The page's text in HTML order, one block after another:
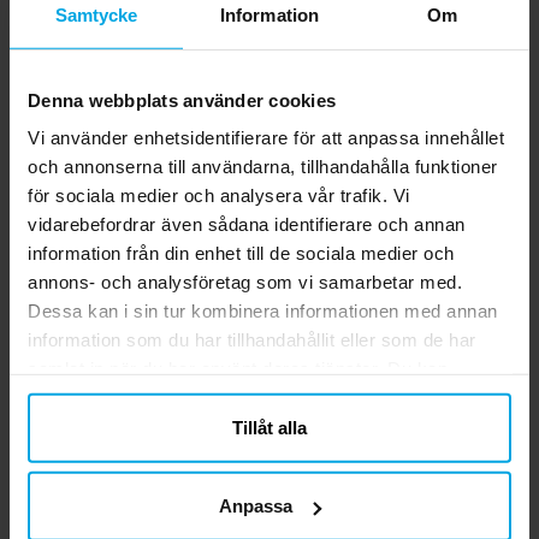
Samtycke Information Om
Denna webbplats använder cookies
Vi använder enhetsidentifierare för att anpassa innehållet
och annonserna till användarna, tillhandahålla funktioner
för sociala medier och analysera vår trafik. Vi
vidarebefordrar även sådana identifierare och annan
information från din enhet till de sociala medier och
annons- och analysföretag som vi samarbetar med.
Dessa kan i sin tur kombinera informationen med annan
information som du har tillhandahållit eller som de har
närsomhelst ändra ditt samtycke.
Tillåt alla
Anpassa
från Bluey. Påsarna är 23 x 16 cm stora.
Bluey - Ballonger 6-pack
6 st. latexballonger med motiv från Bluey.
Dessa färgstarka ballonger med Bluey-
tema är ett måste för ditt nästa barnkalas.
Perfekt för att skapa en lekfull och
minnesvärd festupplevelse. Ballongerna
blir ca 30 cm i diameter när dom är
helium. Om du blåser upp med luft
rekommenderar vi att du använder en
Pris :69,00 kr
69,00 kr
GÅ TILL
Relaterade produkter